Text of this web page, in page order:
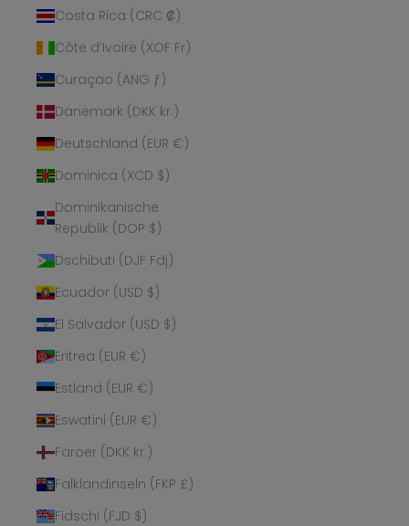
Costa Rica (CRC ₡)
Côte d’Ivoire (XOF Fr)
Curaçao (ANG ƒ)
Dänemark (DKK kr.)
Deutschland (EUR €)
Dominica (XCD $)
Dominikanische
Republik (DOP $)
Dschibuti (DJF Fdj)
Ecuador (USD $)
El Salvador (USD $)
Eritrea (EUR €)
Estland (EUR €)
Eswatini (EUR €)
Färöer (DKK kr.)
Falklandinseln (FKP £)
Fidschi (FJD $)